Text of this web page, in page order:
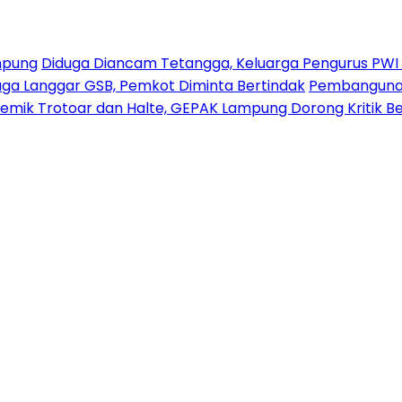
Diduga Diancam Tetangga, Keluarga Pengurus
Langgar GSB, Pemkot Diminta Bertindak
Trotoar dan Halte, GEPAK Lampung Dorong Kritik